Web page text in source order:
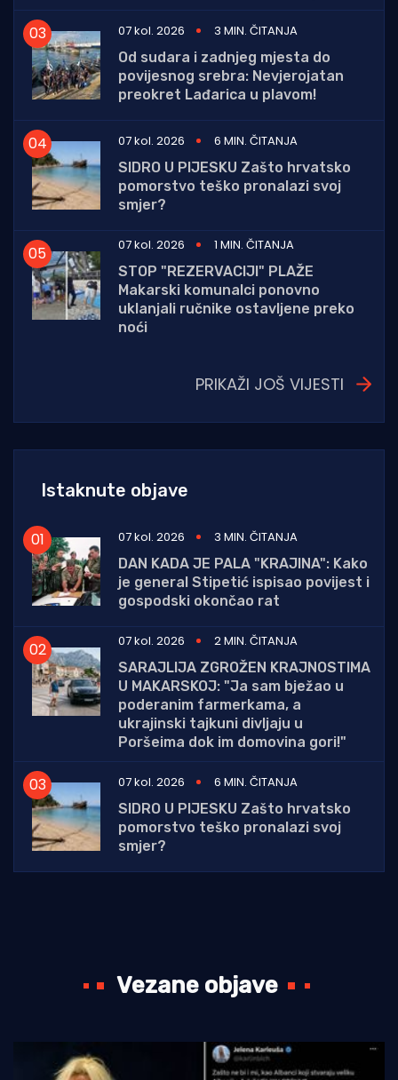
07 kol. 2026
3 MIN. ČITANJA
Od sudara i zadnjeg mjesta do
povijesnog srebra: Nevjerojatan
preokret Lađarica u plavom!
07 kol. 2026
6 MIN. ČITANJA
SIDRO U PIJESKU Zašto hrvatsko
pomorstvo teško pronalazi svoj
smjer?
07 kol. 2026
1 MIN. ČITANJA
STOP "REZERVACIJI" PLAŽE
Makarski komunalci ponovno
uklanjali ručnike ostavljene preko
noći
PRIKAŽI JOŠ VIJESTI
Istaknute objave
07 kol. 2026
3 MIN. ČITANJA
DAN KADA JE PALA "KRAJINA": Kako
je general Stipetić ispisao povijest i
gospodski okončao rat
07 kol. 2026
2 MIN. ČITANJA
SARAJLIJA ZGROŽEN KRAJNOSTIMA
U MAKARSKOJ: "Ja sam bježao u
poderanim farmerkama, a
ukrajinski tajkuni divljaju u
Poršeima dok im domovina gori!"
07 kol. 2026
6 MIN. ČITANJA
SIDRO U PIJESKU Zašto hrvatsko
pomorstvo teško pronalazi svoj
smjer?
Vezane objave